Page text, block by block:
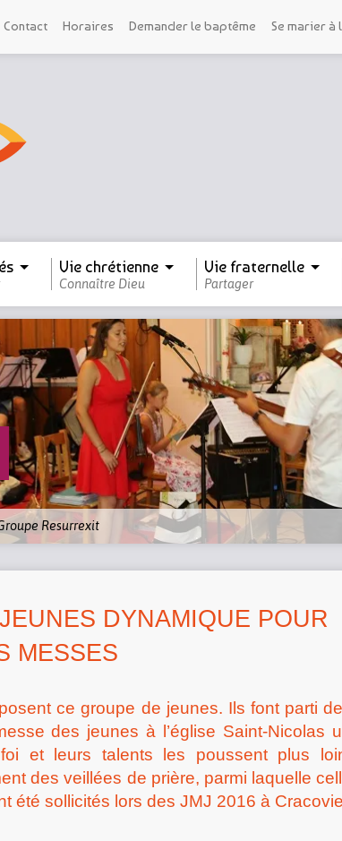
Contact Horaires Demander le baptême Se marier à
Vie chrétienne
Connaître Dieu
Vie fraternelle
Partager
Resurrexit
DYNAMIQUE POUR
MESSES
ce groupe de jeunes. Ils font parti
des jeunes à l’église Saint-Nicolas
et leurs talents les poussent plus
des veillées de prière, parmi laquelle
été sollicités lors des JMJ 2016 à